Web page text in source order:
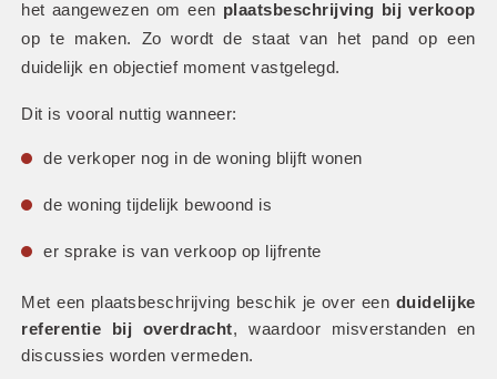
het aangewezen om een plaatsbeschrijving bij verkoop
op te maken. Zo wordt de staat van het pand op een
duidelijk en objectief moment vastgelegd.
Dit is vooral nuttig wanneer:
de verkoper nog in de woning blijft wonen
de woning tijdelijk bewoond is
er sprake is van verkoop op lijfrente
Met een plaatsbeschrijving beschik je over een duidelijke
referentie bij overdracht, waardoor misverstanden en
discussies worden vermeden.